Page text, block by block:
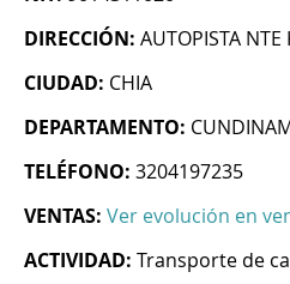
DIRECCIÓN: AUTOPISTA
CIUDAD: CHIA
DEPARTAMENTO:
TELÉFONO: 3204197235
VENTAS: Ver evolución en
ACTIVIDAD: Transporte de